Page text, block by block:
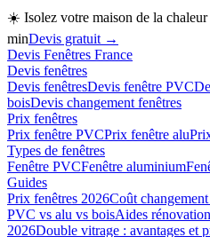
☀️ Isolez votre maison de la
minDevis gratuit →
Devis Fenêtres France
Devis fenêtres
Devis fenêtresDevis fenêtre PVC
boisDevis changement fenêtres
Prix fenêtres
Prix fenêtre PVCPrix fenêtre alu
Types de fenêtres
Fenêtre PVCFenêtre aluminium
Guides
Prix fenêtres 2026Coût
PVC vs alu vs boisAides
2026Double vitrage : avantages et